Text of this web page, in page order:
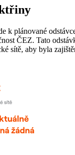
k plánované
ČEZ. Tato
sítě, aby byla